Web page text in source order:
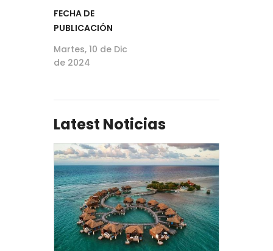
FECHA DE
PUBLICACIÓN
Martes, 10 de Dic
de 2024
Latest Noticias